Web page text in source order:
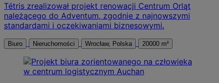
Tétris zrealizował projekt renowacji Centrum Orląt
należącego do Adventum, zgodnie z najnowszymi
standardami i oczekiwaniami biznesowymi.
Biuro Nieruchomości Wrocław, Polska 20000 m²